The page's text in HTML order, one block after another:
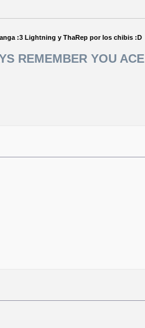
:3 Lightning y ThaRep por los chibis :D
REMEMBER YOU ACE